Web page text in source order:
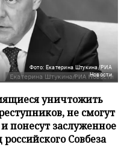
Фото: Екатерина Штукина/РИА
Новости
уничтожить
не смогут
понесут заслуженное
Совбеза